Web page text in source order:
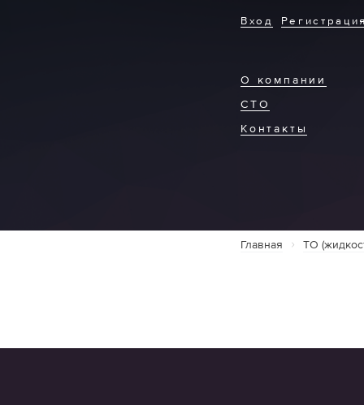
О компании
СТО
Контакты
Вход
Главная ТО